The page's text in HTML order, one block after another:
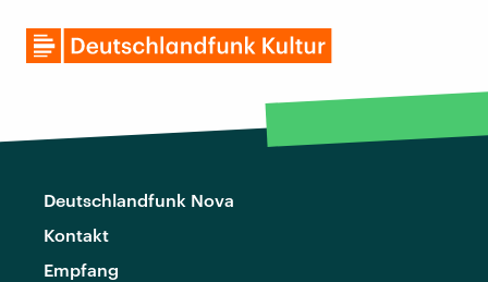
Deutschlandfunk Nova
Kontakt
Empfang